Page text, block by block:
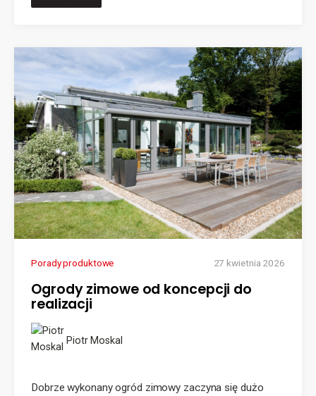
Porady produktowe 27 kwietnia 2026
Ogrody zimowe od koncepcji do
realizacji
Piotr Moskal
Dobrze wykonany ogród zimowy zaczyna się dużo